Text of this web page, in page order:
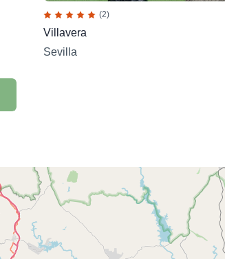
(2)
Villavera
Sevilla